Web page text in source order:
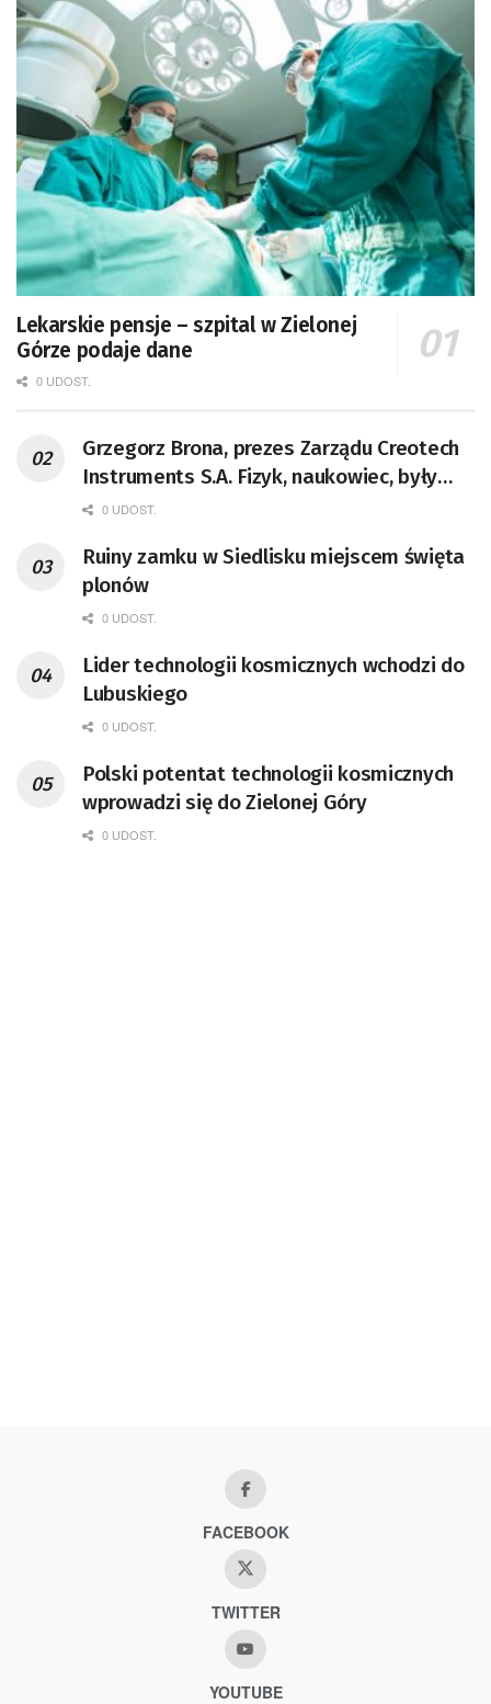
Lekarskie pensje – szpital w Zielonej
Górze podaje dane
0 UDOST.
Grzegorz Brona, prezes Zarządu Creotech
Instruments S.A. Fizyk, naukowiec, były
pracownik CERN w Genewie,
doktor habilitowany nauk fizycznych,
koordynator Rady Sektorowej ds.
Kompetencji Przemysłu Lotniczo-
Badań Kosmicznych i Satelitarnych PAN.
0 UDOST.
Ruiny zamku w Siedlisku miejscem święta
plonów
0 UDOST.
Lider technologii kosmicznych wchodzi do
Lubuskiego
0 UDOST.
Polski potentat technologii kosmicznych
wprowadzi się do Zielonej Góry
0 UDOST.
FACEBOOK
TWITTER
YOUTUBE